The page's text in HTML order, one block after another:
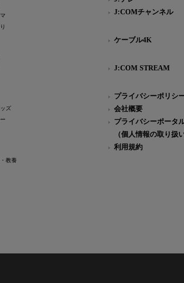
ズ
教養
J:COMチャンネル
ケーブル4K
J:COM STREAM
プライバシーポリシ
会社概要
プライバシーポータ
（個人情報の取り扱
利用規約